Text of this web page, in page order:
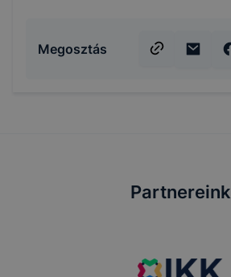
Megosztás
Partnereink